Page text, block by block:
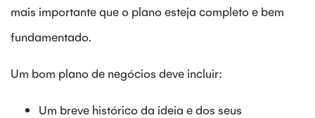
mais importante que o plano esteja completo e bem
fundamentado.
Um bom plano de negócios deve incluir:
Um breve histórico da ideia e dos seus